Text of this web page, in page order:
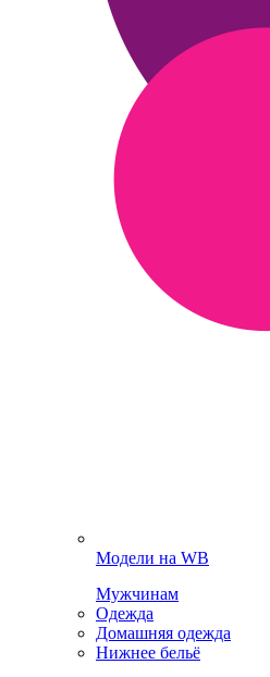
Модели на WB
Мужчинам
Одежда
Домашняя одежда
Нижнее бельё